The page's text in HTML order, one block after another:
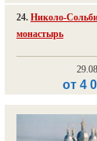
24. Николо-
монастырь
от 4